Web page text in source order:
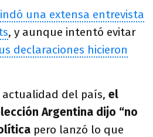
una extensa entrevista
, y aunque intentó evitar
declaraciones hicieron
del país, el
Argentina dijo “no
pero lanzó lo que